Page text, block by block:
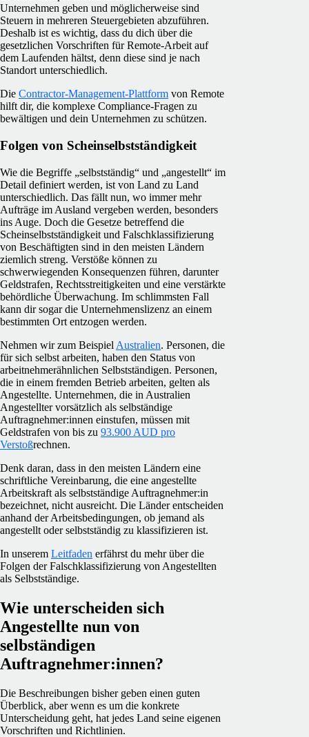
Unternehmen geben und möglicherweise sind
Steuern in mehreren Steuergebieten abzuführen.
Deshalb ist es wichtig, dass du dich über die
gesetzlichen Vorschriften für Remote-Arbeit auf
dem Laufenden hältst, denn diese sind je nach
Standort unterschiedlich.
Die Contractor-Management-Plattform von Remote
hilft dir, die komplexe Compliance-Fragen zu
bewältigen und dein Unternehmen zu schützen.
Folgen von Scheinselbstständigkeit
Wie die Begriffe „selbstständig“ und „angestellt“ im
Detail definiert werden, ist von Land zu Land
unterschiedlich. Das fällt nun, wo immer mehr
Aufträge im Ausland vergeben werden, besonders
ins Auge. Doch die Gesetze betreffend die
Scheinselbstständigkeit und Falschklassifizierung
von Beschäftigten sind in den meisten Ländern
ziemlich streng. Verstöße können zu
schwerwiegenden Konsequenzen führen, darunter
Geldstrafen, Rechtsstreitigkeiten und eine verstärkte
behördliche Überwachung. Im schlimmsten Fall
kann dir sogar die Unternehmenslizenz an einem
bestimmten Ort entzogen werden.
Nehmen wir zum Beispiel Australien. Personen, die
für sich selbst arbeiten, haben den Status von
arbeitnehmerähnlichen Selbstständigen. Personen,
die in einem fremden Betrieb arbeiten, gelten als
Angestellte. Unternehmen, die in Australien
Angestellter vorsätzlich als selbständige
Auftragnehmer:innen einstufen, müssen mit
Geldstrafen von bis zu 93.900 AUD pro
Verstoßrechnen.
Denk daran, dass in den meisten Ländern eine
schriftliche Vereinbarung, die eine angestellte
Arbeitskraft als selbstständige Auftragnehmer:in
bezeichnet, nicht ausreicht. Die Länder entscheiden
anhand der Arbeitsbedingungen, ob jemand als
angestellt oder selbstständig zu klassifizieren ist.
In unserem Leitfaden erfährst du mehr über die
Folgen der Falschklassifizierung von Angestellten
als Selbstständige.
Wie unterscheiden sich
Angestellte nun von
selbständigen
Auftragnehmer:innen?
Die Beschreibungen bisher geben einen guten
Überblick, aber wenn es um die konkrete
Unterscheidung geht, hat jedes Land seine eigenen
Vorschriften und Richtlinien.